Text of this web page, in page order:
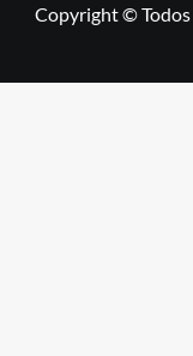
Copyright © Todos